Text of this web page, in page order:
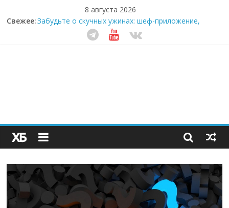
8 августа 2026
Свежее:Забудьте о скучных ужинах: шеф-приложение,
которое видит вашу еду насквозь
Небо зовёт: как бизнес на полётах дронов и
Секрет супергидратации: почему кокосовая вода с
пребиотиками становится главным трендом
здорового питания